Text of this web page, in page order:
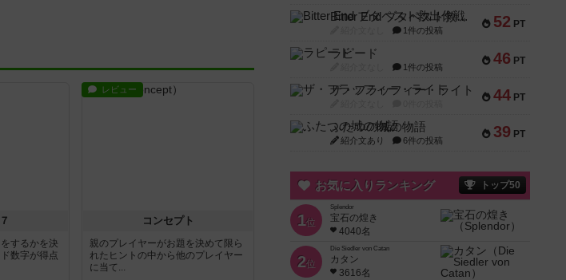
するかを決
数字が得点
レビュー
コンセプト
親のプレイヤーがお題を決めて限ら
れたヒントの中から他のプレイヤー
に当て...
52 PT
Bitter End ブタペスト救出作戦
1件の投稿
46 PT
ラピード
1件の投稿
44 PT
ザ・フラッフィー・ライト
39 PT
ふたつの城の物語
紹介文あり 6件の投稿
お気に入りランキング トップ50
1位
Splendor
宝石の煌き
4040名
2位
Die Siedler von Catan
カタン
3616名